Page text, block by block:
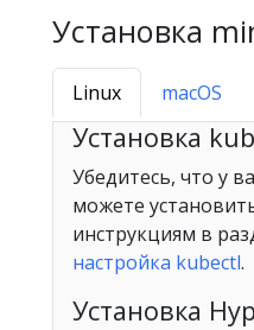
Установка
Linux macOS
Установка
Убедитесь, что у
можете
инструкциям в
настройка kubectl.
Установка